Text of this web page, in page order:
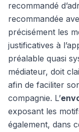
recommandé
recommandée
précisément les
justificatives à
préalable quasi
médiateur, doit
afin de faciliter
compagnie. L’
exposant les
également, dans